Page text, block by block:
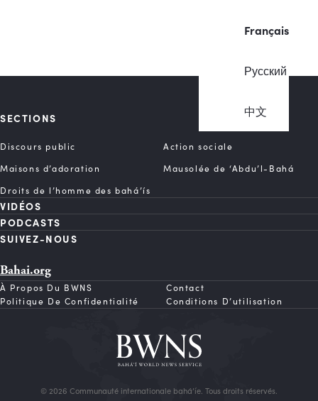
Français
Русский
中文
SECTIONS
Discours public
Action sociale
Maisons d’adoration
Mausolée de ‘Abdu’l-Bahá
Droits de l’homme des bahá’ís
VIDÉOS
PODCASTS
SUIVEZ-NOUS
Bahai.org
À Propos Du BWNS
Contact
Politique De Confidentialité
Conditions D’utilisation
© 2026 Communauté internationale bahá’íe. Tous droits réservés.